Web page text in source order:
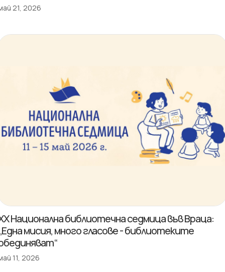
21, 2026
Национална библиотечна седмица във Враца:
мисия, много гласове - библиотеките
11, 2026